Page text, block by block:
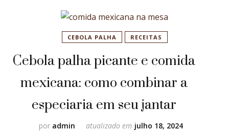
CEBOLA PALHA RECEITAS
Cebola palha picante e comida
mexicana: como combinar a
especiaria em seu jantar
por admin atualizado em julho 18, 2024